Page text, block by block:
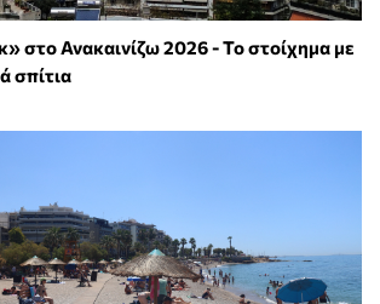
στο Ανακαινίζω 2026 - Το στοίχημα με
σπίτια